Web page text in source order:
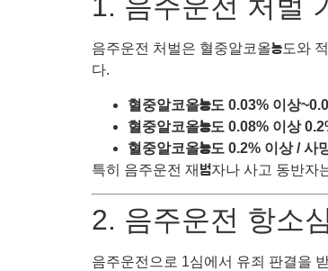
1. 음주운전 처벌
음주운전 처벌은 혈중알코올농도와
다.
혈중알코올농도 0.03% 이상
혈중알코올농도 0.08% 이상
혈중알코올농도 0.2% 이상 / 사
특히 음주운전 재범자나 사고 동반자
2. 음주운전 항소
음주운전으로 1심에서 유죄 판결을